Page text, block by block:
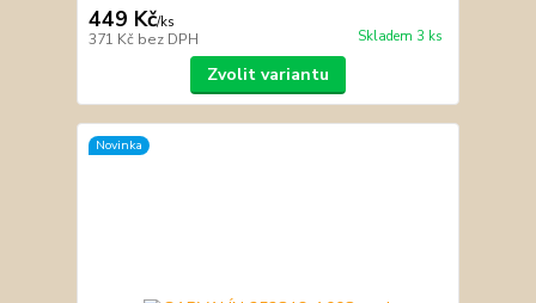
449 Kč/ks
371 Kč bez DPH Skladem 3 ks
Zvolit variantu
Novinka